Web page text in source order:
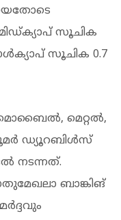
മിഡ്ക്യാപ് സൂചിക
സൂചിക 0.7
മെറ്റൽ,
ഡ്യൂറബിൾസ്
നടന്നത്.
ബാങ്കിങ്